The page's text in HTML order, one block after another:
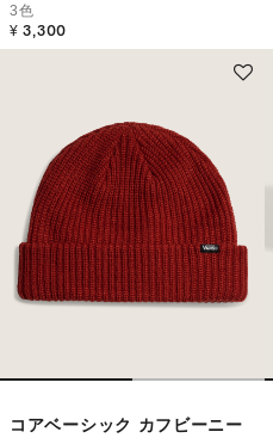
3色
¥ 3,300
コアベーシック カフビーニー